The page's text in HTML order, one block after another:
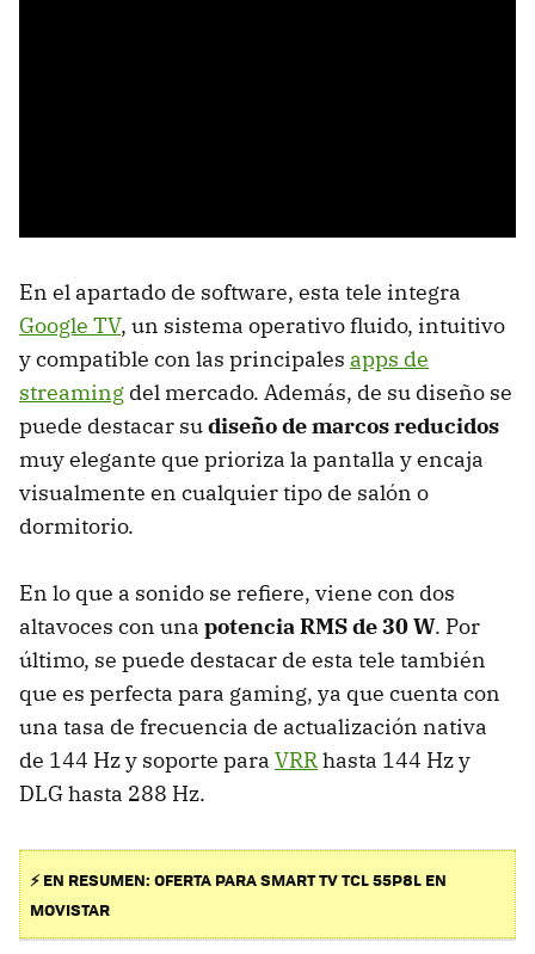
En el apartado de software, esta tele integra
Google TV, un sistema operativo fluido, intuitivo
y compatible con las principales apps de
streaming del mercado. Además, de su diseño se
puede destacar sudiseño de marcos reducidos
muy elegante que prioriza la pantalla y encaja
visualmente en cualquier tipo de salón o
dormitorio.
En lo que a sonido se refiere, viene con dos
altavoces con una potencia RMS de 30 W. Por
último, se puede destacar de esta tele también
que es perfecta para gaming, ya que cuenta con
una tasa de frecuencia de actualización nativa
de 144 Hz y soporte para VRRhasta 144 Hz y
DLG hasta 288 Hz.
⚡ EN RESUMEN: OFERTA PARA SMART TV TCL 55P8L EN
MOVISTAR